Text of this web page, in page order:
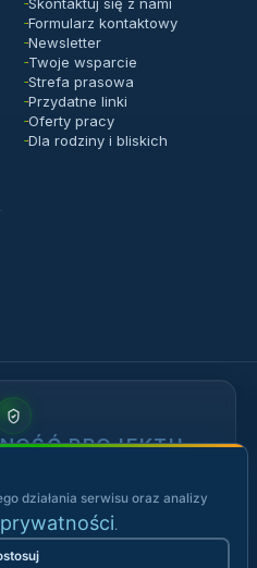
działania serwisu oraz analizy
.